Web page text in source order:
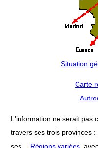
Situation
Carte
L'information ne serait pas
travers ses trois provinces :
ses
Régions variées ,